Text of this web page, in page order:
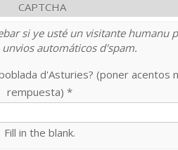
CAPTCHA
si ye usté un visitante humanu
automáticos d'spam.
d'Asturies? (poner acentos
rempuesta) *
Fill in the blank.